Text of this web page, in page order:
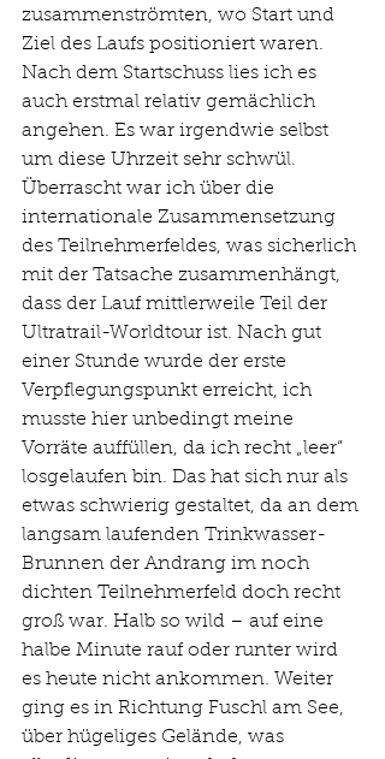
zusammenströmten, wo Start und
Ziel des Laufs positioniert waren.
Nach dem Startschuss lies ich es
auch erstmal relativ gemächlich
angehen. Es war irgendwie selbst
um diese Uhrzeit sehr schwül.
Überrascht war ich über die
internationale Zusammensetzung
des Teilnehmerfeldes, was sicherlich
mit der Tatsache zusammenhängt,
dass der Lauf mittlerweile Teil der
Ultratrail-Worldtour ist. Nach gut
einer Stunde wurde der erste
Verpflegungspunkt erreicht, ich
musste hier unbedingt meine
Vorräte auffüllen, da ich recht „leer“
losgelaufen bin. Das hat sich nur als
etwas schwierig gestaltet, da an dem
langsam laufenden Trinkwasser-
Brunnen der Andrang im noch
dichten Teilnehmerfeld doch recht
groß war. Halb so wild – auf eine
halbe Minute rauf oder runter wird
es heute nicht ankommen. Weiter
ging es in Richtung Fuschl am See,
über hügeliges Gelände, was